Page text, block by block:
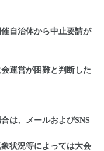
自治体から中止要請が
運営が困難と判断した
は、メールおよびSNS
状況等によっては大会